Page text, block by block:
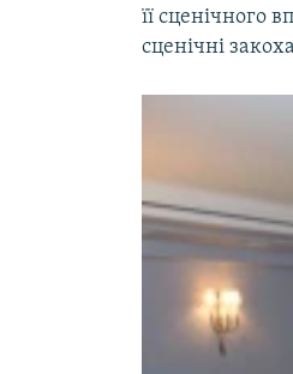
її сценічного
сценічні